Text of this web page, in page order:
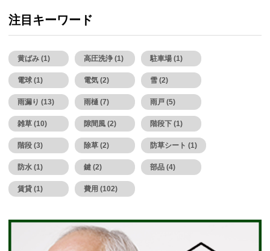
注目キーワード
黄ばみ (1) 高圧洗浄 (1) 駐車場 (1)
電球 (1) 電気 (2) 雪 (2)
雨漏り (13) 雨樋 (7) 雨戸 (5)
雑草 (10) 隙間風 (2) 階段下 (1)
階段 (3) 除草 (2) 防草シート (1)
防水 (1) 鍵 (2) 部品 (4)
賃貸 (1) 費用 (102)